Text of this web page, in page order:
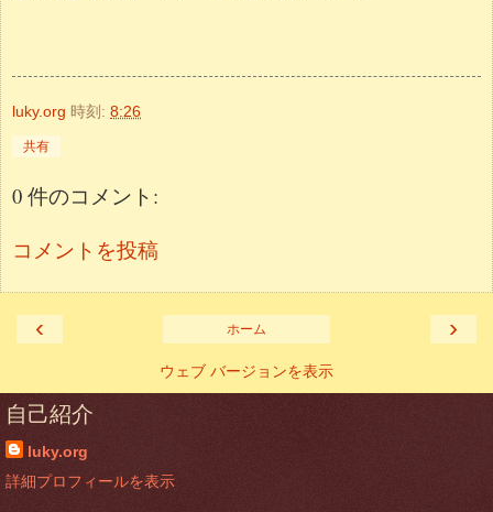
luky.org 時刻: 8:26
共有
0 件のコメント:
コメントを投稿
‹ ›
ホーム
ウェブ バージョンを表示
自己紹介
luky.org
詳細プロフィールを表示